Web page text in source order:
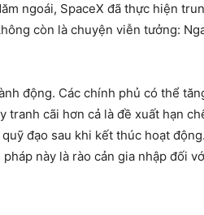
ngoái, SpaceX đã thực hiện
còn là chuyện viễn tưởng:
động. Các chính phủ có thể
cãi hơn cả là đề xuất hạn
đạo sau khi kết thúc hoạt
này là rào cản gia nhập đối